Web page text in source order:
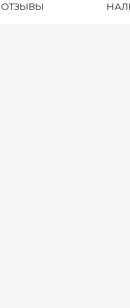
ОТЗЫВЫ